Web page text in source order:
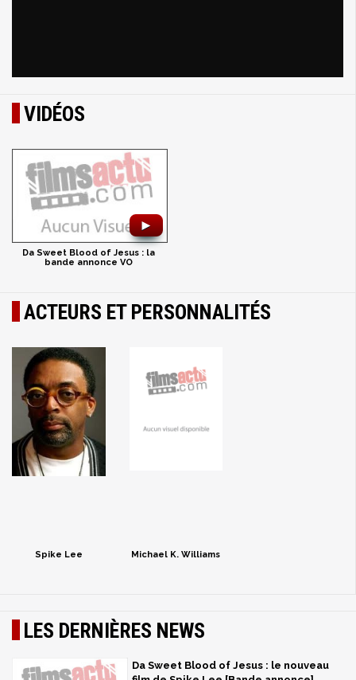
VIDÉOS
►
Da Sweet Blood of Jesus : la
bande annonce VO
ACTEURS ET PERSONNALITÉS
Spike Lee Michael K. Williams
LES DERNIÈRES NEWS
Da Sweet Blood of Jesus : le nouveau